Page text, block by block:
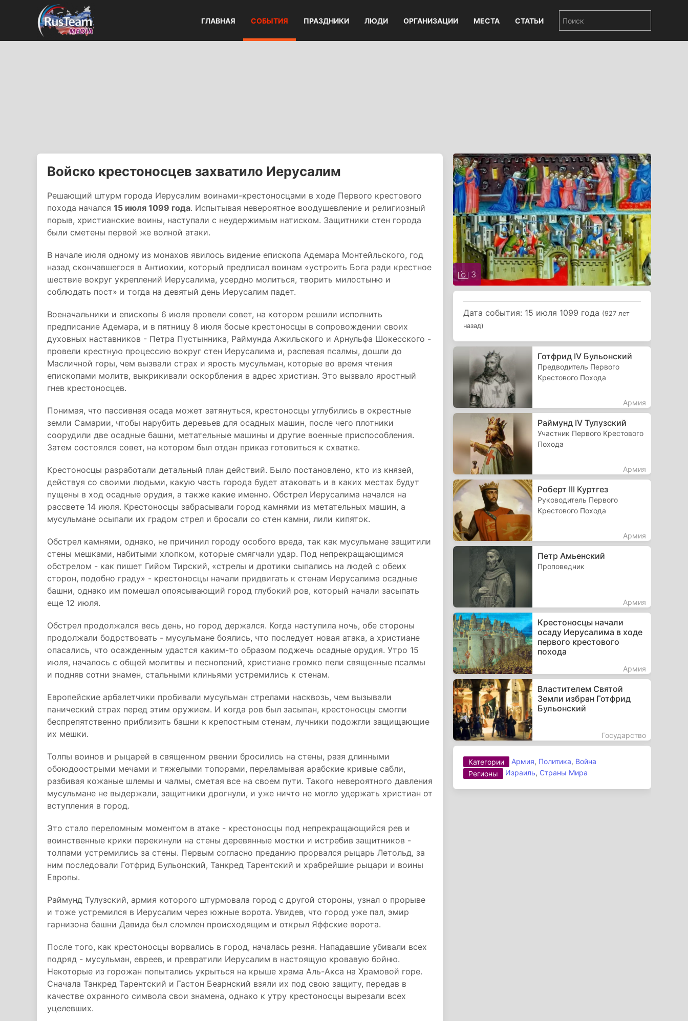
ГЛАВНАЯ СОБЫТИЯ ПРАЗДНИКИ ЛЮДИ ОРГАНИЗАЦИИ МЕСТА СТАТЬИ
Войско крестоносцев захватило Иерусалим
Решающий штурм города Иерусалим воинами-крестоносцами в ходе Первого крестового
похода начался 15 июля 1099 года. Испытывая невероятное воодушевление и религиозный
порыв, христианские воины, наступали с неудержимым натиском. Защитники стен города
были сметены первой же волной атаки.
В начале июля одному из монахов явилось видение епископа Адемара Монтейльского, год
назад скончавшегося в Антиохии, который предписал воинам «устроить Бога ради крестное
шествие вокруг укреплений Иерусалима, усердно молиться, творить милостыню и
соблюдать пост» и тогда на девятый день Иерусалим падет.
Военачальники и епископы 6 июля провели совет, на котором решили исполнить
предписание Адемара, и в пятницу 8 июля босые крестоносцы в сопровождении своих
духовных наставников - Петра Пустынника, Раймунда Ажильского и Арнульфа Шокесского -
провели крестную процессию вокруг стен Иерусалима и, распевая псалмы, дошли до
Масличной горы, чем вызвали страх и ярость мусульман, которые во время чтения
епископами молитв, выкрикивали оскорбления в адрес христиан. Это вызвало яростный
гнев крестоносцев.
Понимая, что пассивная осада может затянуться, крестоносцы углубились в окрестные
земли Самарии, чтобы нарубить деревьев для осадных машин, после чего плотники
соорудили две осадные башни, метательные машины и другие военные приспособления.
Затем состоялся совет, на котором был отдан приказ готовиться к схватке.
Крестоносцы разработали детальный план действий. Было постановлено, кто из князей,
действуя со своими людьми, какую часть города будет атаковать и в каких местах будут
пущены в ход осадные орудия, а также какие именно. Обстрел Иерусалима начался на
рассвете 14 июля. Крестоносцы забрасывали город камнями из метательных машин, а
мусульмане осыпали их градом стрел и бросали со стен камни, лили кипяток.
Обстрел камнями, однако, не причинил городу особого вреда, так как мусульмане защитили
стены мешками, набитыми хлопком, которые смягчали удар. Под непрекращающимся
обстрелом - как пишет Гийом Тирский, «стрелы и дротики сыпались на людей с обеих
сторон, подобно граду» - крестоносцы начали придвигать к стенам Иерусалима осадные
башни, однако им помешал опоясывающий город глубокий ров, который начали засыпать
еще 12 июля.
Обстрел продолжался весь день, но город держался. Когда наступила ночь, обе стороны
продолжали бодрствовать - мусульмане боялись, что последует новая атака, а христиане
опасались, что осажденным удастся каким-то образом поджечь осадные орудия. Утро 15
июля, началось с общей молитвы и песнопений, христиане громко пели священные псалмы
и подняв сотни знамен, стальными клиньями устремились к стенам.
Европейские арбалетчики пробивали мусульман стрелами насквозь, чем вызывали
панический страх перед этим оружием. И когда ров был засыпан, крестоносцы смогли
беспрепятственно приблизить башни к крепостным стенам, лучники подожгли защищающие
их мешки.
Толпы воинов и рыцарей в священном рвении бросились на стены, разя длинными
обоюдоострыми мечами и тяжелыми топорами, переламывая арабские кривые сабли,
разбивая кожаные шлемы и чалмы, сметая все на своем пути. Такого невероятного давления
мусульмане не выдержали, защитники дрогнули, и уже ничто не могло удержать христиан от
вступления в город.
Это стало переломным моментом в атаке - крестоносцы под непрекращающийся рев и
воинственные крики перекинули на стены деревянные мостки и истребив защитников -
толпами устремились за стены. Первым согласно преданию прорвался рыцарь Летольд, за
ним последовали Готфрид Бульонский, Танкред Тарентский и храбрейшие рыцари и воины
Европы.
Раймунд Тулузский, армия которого штурмовала город с другой стороны, узнал о прорыве
и тоже устремился в Иерусалим через южные ворота. Увидев, что город уже пал, эмир
гарнизона башни Давида был сломлен происходящим и открыл Яффские ворота.
После того, как крестоносцы ворвались в город, началась резня. Нападавшие убивали всех
подряд - мусульман, евреев, и превратили Иерусалим в настоящую кровавую бойню.
Некоторые из горожан попытались укрыться на крыше храма Аль-Акса на Храмовой горе.
Сначала Танкред Тарентский и Гастон Беарнский взяли их под свою защиту, передав в
качестве охранного символа свои знамена, однако к утру крестоносцы вырезали всех
уцелевших.
3
Дата события: 15 июля 1099 года (927 лет
назад)
Готфрид IV Бульонский
Предводитель Первого
Крестового Похода
Армия
Раймунд IV Тулузский
Участник Первого Крестового
Похода
Армия
Роберт III Куртгез
Руководитель Первого
Крестового Похода
Армия
Петр Амьенский
Проповедник
Армия
Крестоносцы начали
осаду Иерусалима в ходе
первого крестового
похода
Армия
Властителем Святой
Земли избран Готфрид
Бульонский
Государство
Категории Армия, Политика, Война
Регионы
Израиль, Страны Мира